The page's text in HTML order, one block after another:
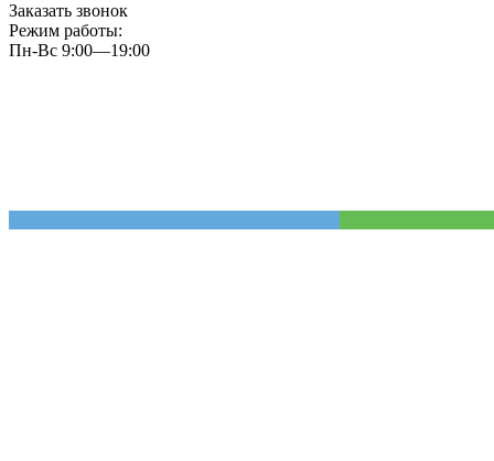
Заказать звонок
Режим работы:
Пн-Вс 9:00—19:00